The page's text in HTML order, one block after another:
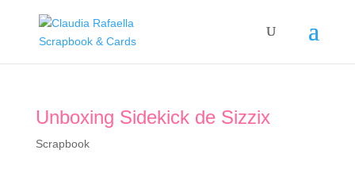
Unboxing Sidekick de Sizzix
Scrapbook